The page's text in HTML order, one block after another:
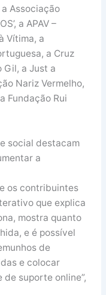
Associação
a APAV –
Vítima, a
a Cruz
Gil, a Just a
Nariz Vermelho,
Fundação Rui
social destacam
a
os contribuintes
que explica
mostra quanto
e é possível
de
e colocar
suporte online”,